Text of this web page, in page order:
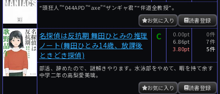
“頭狂人”“044APD”“axe”“ザンギャ君”“伴道全教授”。
読書登録
お気に入り
名探偵は反抗期 舞田ひとみの推理
ノート(舞田ひとみ14歳、放課後
ときどき探偵)
C
0.00pt
6.86pt
3.80pt
0件
7件
5件
部活、辞めたので、謎解きやります。水泳部をやめて、暇を持て余す
中学二年の高梨愛美璃。
読書登録
お気に入り